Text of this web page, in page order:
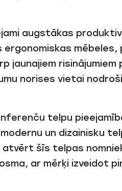
augstākas
mēbeles,
jaunajiem
norises vietai
telpu
un dizainisku
šīs telpas
ar mērķi izveidot